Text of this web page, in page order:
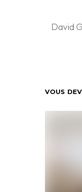
David
VOUS